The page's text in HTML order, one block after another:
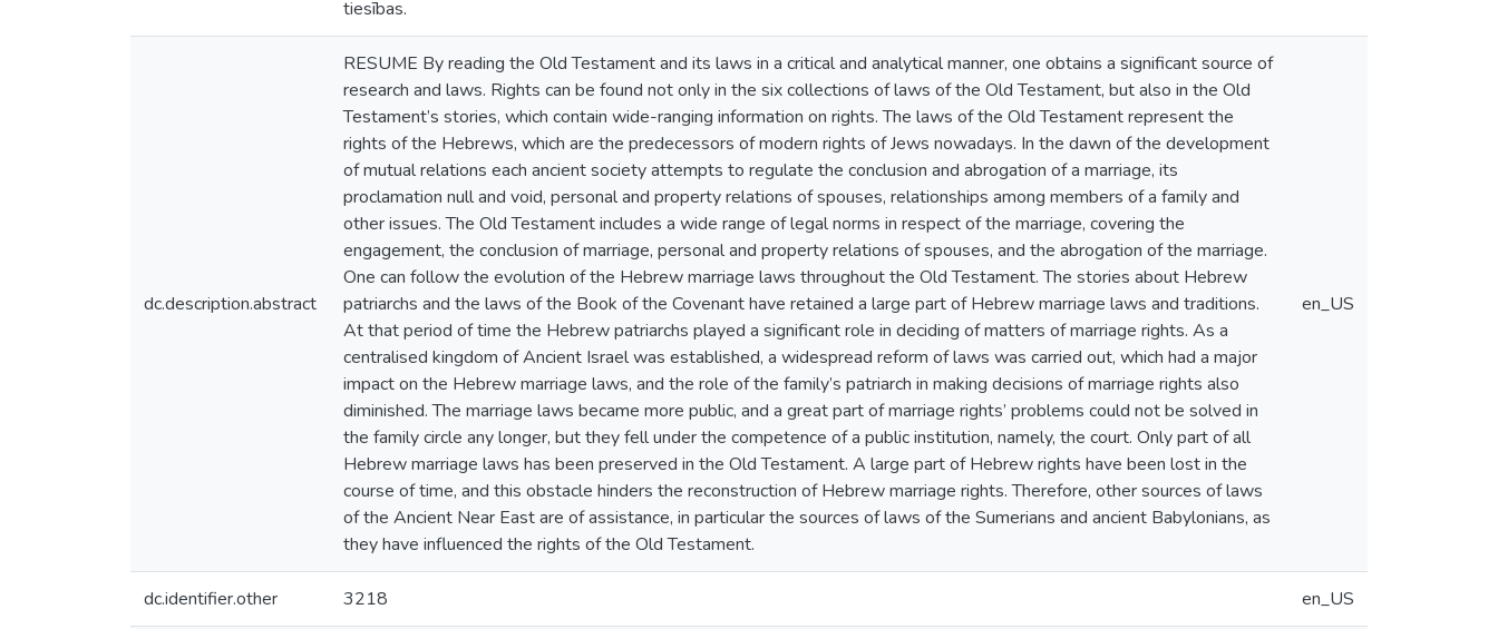
tiesības.
dc.description.abstract
RESUME By reading the Old Testament and its laws in a critical and analytical manner, one obtains a significant source of
research and laws. Rights can be found not only in the six collections of laws of the Old Testament, but also in the Old
Testament’s stories, which contain wide-ranging information on rights. The laws of the Old Testament represent the
rights of the Hebrews, which are the predecessors of modern rights of Jews nowadays. In the dawn of the development
of mutual relations each ancient society attempts to regulate the conclusion and abrogation of a marriage, its
proclamation null and void, personal and property relations of spouses, relationships among members of a family and
other issues. The Old Testament includes a wide range of legal norms in respect of the marriage, covering the
engagement, the conclusion of marriage, personal and property relations of spouses, and the abrogation of the marriage.
One can follow the evolution of the Hebrew marriage laws throughout the Old Testament. The stories about Hebrew
patriarchs and the laws of the Book of the Covenant have retained a large part of Hebrew marriage laws and traditions.
At that period of time the Hebrew patriarchs played a significant role in deciding of matters of marriage rights. As a
centralised kingdom of Ancient Israel was established, a widespread reform of laws was carried out, which had a major
impact on the Hebrew marriage laws, and the role of the family’s patriarch in making decisions of marriage rights also
diminished. The marriage laws became more public, and a great part of marriage rights’ problems could not be solved in
the family circle any longer, but they fell under the competence of a public institution, namely, the court. Only part of all
Hebrew marriage laws has been preserved in the Old Testament. A large part of Hebrew rights have been lost in the
course of time, and this obstacle hinders the reconstruction of Hebrew marriage rights. Therefore, other sources of laws
of the Ancient Near East are of assistance, in particular the sources of laws of the Sumerians and ancient Babylonians, as
they have influenced the rights of the Old Testament.
en_US
dc.identifier.other 3218 en_US